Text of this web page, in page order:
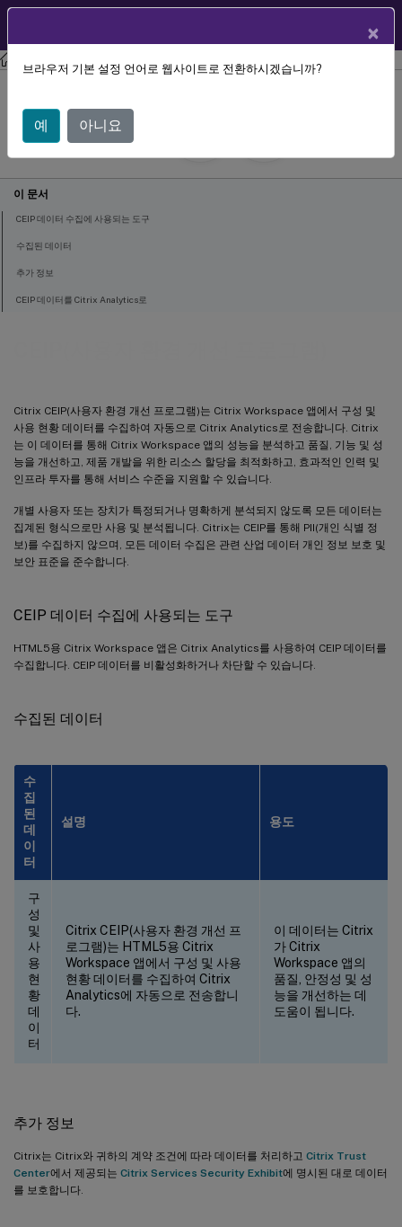
Citrix Workspace 앱 HTML5용 Citrix Workspace 앱
Citrix CEIP(사용자 환경 개선 프로그램)는 Citrix Workspace 앱에서 구성 및
사용 현황 데이터를 수집하여 자동으로 Citrix Analytics로 전송합니다. Citrix
는 이 데이터를 통해 Citrix Workspace 앱의 성능을 분석하고 품질, 기능 및 성
능을 개선하고, 제품 개발을 위한 리소스 할당을 최적화하고, 효과적인 인력 및
인프라 투자를 통해 서비스 수준을 지원할 수 있습니다.
개별 사용자 또는 장치가 특정되거나 명확하게 분석되지 않도록 모든 데이터는
집계된 형식으로만 사용 및 분석됩니다. Citrix는 CEIP를 통해 PII(개인 식별 정
보)를 수집하지 않으며, 모든 데이터 수집은 관련 산업 데이터 개인 정보 보호 및
보안 표준을 준수합니다.
CEIP 데이터 수집에 사용되는 도구
HTML5용 Citrix Workspace 앱은 Citrix Analytics를 사용하여 CEIP 데이터를
수집합니다. CEIP 데이터를 비활성화하거나 차단할 수 있습니다.
수집된 데이터
수
집
된
데
이
터
설명 용도
구
성
및
사
용
현
황
데
이
터
Citrix CEIP(사용자 환경 개선 프
로그램)는 HTML5용 Citrix
Workspace 앱에서 구성 및 사용
현황 데이터를 수집하여 Citrix
Analytics에 자동으로 전송합니
다.
이 데이터는 Citrix
가 Citrix
Workspace 앱의
품질, 안정성 및 성
능을 개선하는 데
도움이 됩니다.
추가 정보
Citrix는 Citrix와 귀하의 계약 조건에 따라 데이터를 처리하고 Citrix Trust
Center에서 제공되는 Citrix Services Security Exhibit에 명시된 대로 데이터
를 보호합니다.
CEIP(사용자 환경 개선 프로그램)
April 30, 2025
이 문서
CEIP 데이터 수집에 사용되는 도구
수집된 데이터
추가 정보
CEIP 데이터를 Citrix Analytics로
×
브라우저 기본 설정 언어로 웹사이트로 전환하시겠습니까?
예 아니요